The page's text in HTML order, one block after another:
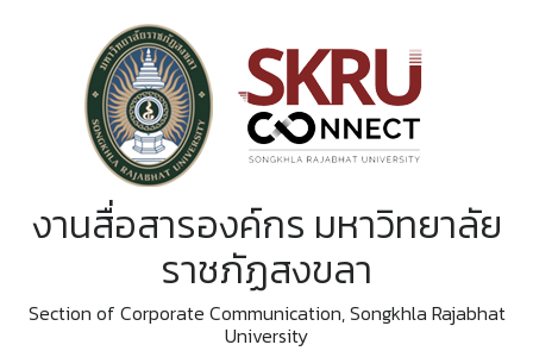
งานสื่อสารองค์กร มหาวิทยาลัย
ราชภัฏสงขลา
Section of Corporate Communication, Songkhla Rajabhat
University